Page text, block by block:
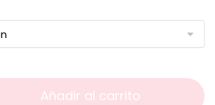
Añadir al carrito